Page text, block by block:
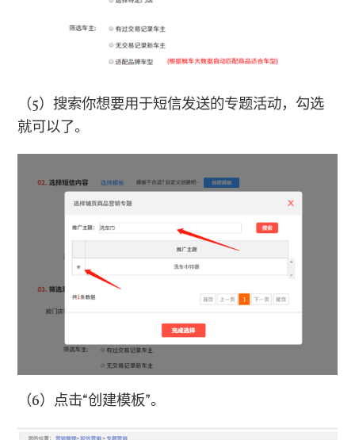
（5）搜索你想要用于短信发送的专题活动，勾选
就可以了。
（6）点击“创建模板”。